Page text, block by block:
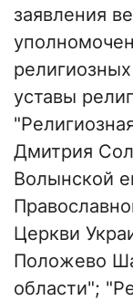
заявления
уставы
Дмитрия
Волынской
Церкви
Положево
области";